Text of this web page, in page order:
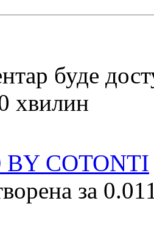
буде
хвилин
BY COTONTI
за